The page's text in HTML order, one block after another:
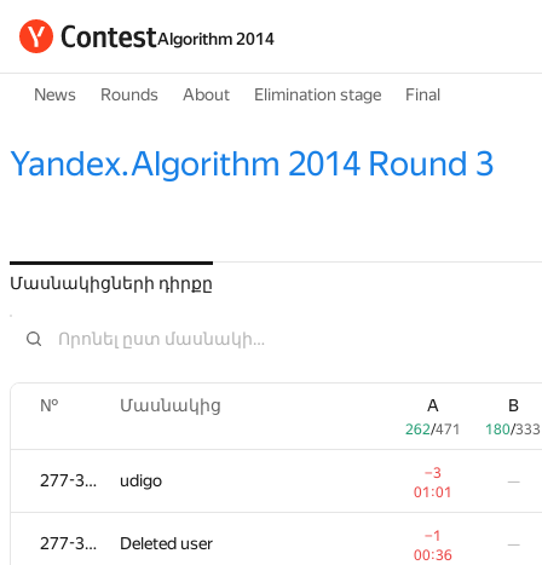
Algorithm 2014
News Rounds About Elimination stage Final
Yandex.Algorithm 2014 Round 3
Մասնակիցների դիրքը
№ Մասնակից A
262/471
B
180/333
277-329 udigo
−3
01:01
—
277-329 Deleted user
−1
00:36
—
№ Մասնակից A
262/471
B
180/333
277-329 udigo
−3
01:01
—
277-329 Deleted user
−1
00:36
—